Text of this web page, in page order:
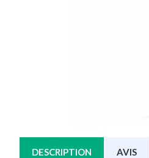
DESCRIPTION AVIS